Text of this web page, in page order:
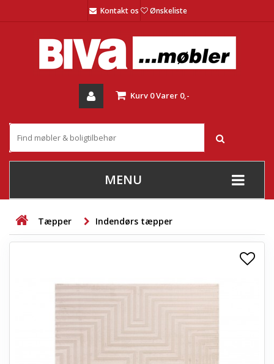
Kontakt os Ønskeliste
Kurv 0Varer 0,-
MENU
+
STUE
+
SOVEVÆRELSE
BØRNEMØBLER
OPBEVARING
Tæpper Indendørs tæpper